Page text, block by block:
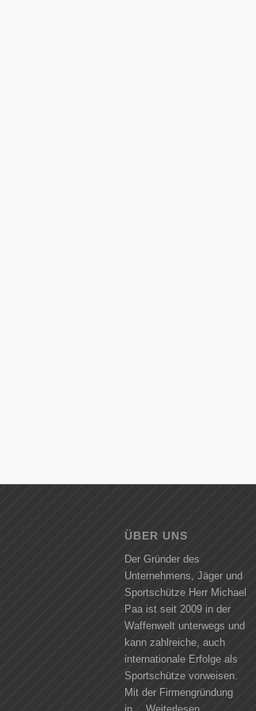
ÜBER UNS
Der Gründer des
Unternehmens, Jäger und
Sportschütze Herr Michael
Paa ist seit 2009 in der
Waffenwelt unterwegs und
kann zahlreiche, auch
internationale Erfolge als
Sportschütze vorweisen.
Mit der Firmengründung